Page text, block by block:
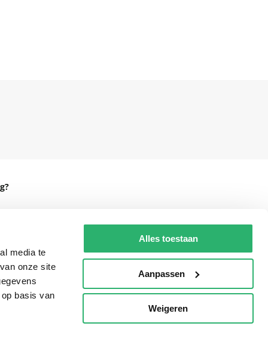
media te
onze site
basis van
Alles toestaan
Aanpassen
Weigeren
32